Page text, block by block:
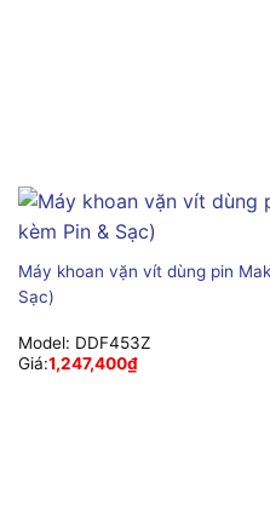
Máy khoan vặn vít dùng pin
Sạc)
Model: DDF453Z
Giá:1,247,400₫